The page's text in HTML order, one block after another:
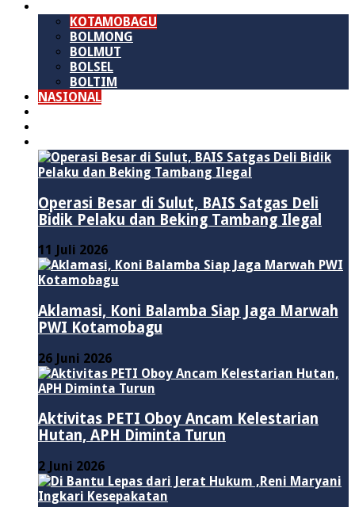
KOTAMOBAGU
BOLMONG
BOLMUT
BOLSEL
BOLTIM
NASIONAL
Operasi Besar di Sulut, BAIS Satgas Deli
Bidik Pelaku dan Beking Tambang Ilegal
11 Juli 2026
Aklamasi, Koni Balamba Siap Jaga Marwah
PWI Kotamobagu
26 Juni 2026
Aktivitas PETI Oboy Ancam Kelestarian
Hutan, APH Diminta Turun
2 Juni 2026